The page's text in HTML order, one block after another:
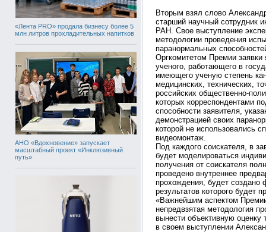
«Лента PRO» продала бизнесу более 5
млн литров прохладительных напитков
АНО «Вдохновение» запускает
масштабный проект «Инклюзивный
путь»
Вторым взял слово
старший научный сотрудник
РАН. Свое выступление
методологии проведения
паранормальных
Оргкомитетом Премии
ученого, работающего в
имеющего ученую степень
медицинских, технических,
российских общественно-
которых корреспондентами
способности заявителя,
демонстрацией своих
которой не использовались
видеомонтаж.
Под каждого соискателя, в
будет моделироваться
получения от соискателя
проведено внутреннее
прохождения, будет создано
результатов которого будет
«Важнейшим аспектом
непредвзятая методология
вынести объективную
в своем выступлении